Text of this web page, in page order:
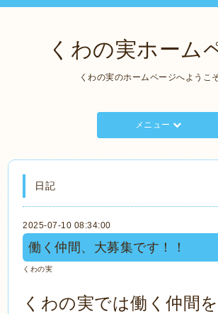
くわの実ホーム
くわの実のホームページへようこ
メニュー
日記
2025-07-10 08:34:00
働く仲間、大募集です！！
くわの実
くわの実では働く仲間